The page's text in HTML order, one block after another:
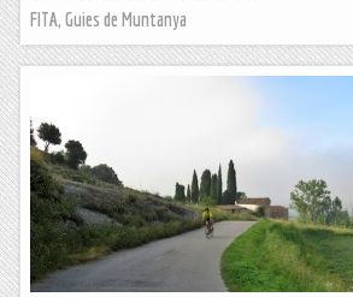
FITA, Guies de Muntanya